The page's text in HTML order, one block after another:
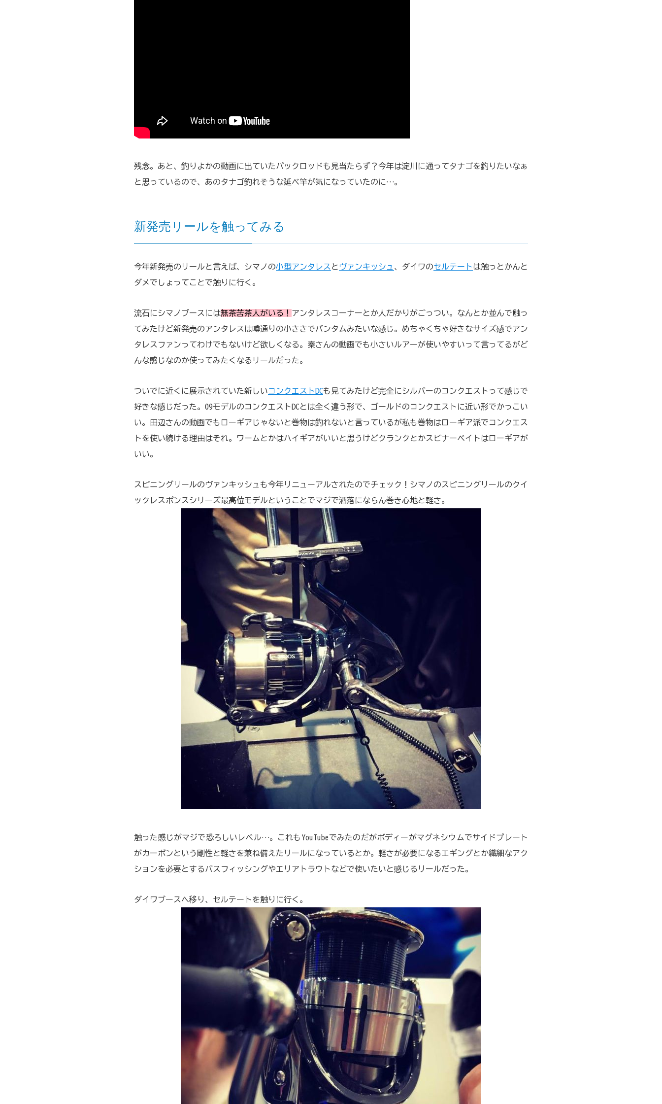
残念。あと、釣りよかの動画に出ていたパックロッドも見当たらず？今年は淀川に通ってタナゴを釣りたいなぁ
と思っているので、あのタナゴ釣れそうな延べ竿が気になっていたのに…。
新発売リールを触ってみる
今年新発売のリールと言えば、シマノの小型アンタレス と ヴァンキッシュ 、ダイワのセルテートは触っとかんと
ダメでしょってことで触りに行く。
流石にシマノブースには無茶苦茶人がいる！ アンタレスコーナーとか人だかりがごっつい。なんとか並んで触っ
てみたけど新発売のアンタレスは噂通りの小ささでバンタムみたいな感じ。めちゃくちゃ好きなサイズ感でアン
タレスファンってわけでもないけど欲しくなる。秦さんの動画でも小さいルアーが使いやすいって言ってるがど
んな感じなのか使ってみたくなるリールだった。
ついでに近くに展示されていた新しいコンクエストDCも見てみたけど完全にシルバーのコンクエストって感じで
好きな感じだった。09モデルのコンクエストDCとは全く違う形で、ゴールドのコンクエストに近い形でかっこい
い。田辺さんの動画でもローギアじゃないと巻物は釣れないと言っているが私も巻物はローギア派でコンクエス
トを使い続ける理由はそれ。ワームとかはハイギアがいいと思うけどクランクとかスピナーベイトはローギアが
いい。
スピニングリールのヴァンキッシュも今年リニューアルされたのでチェック！シマノのスピニングリールのクイ
ックレスポンスシリーズ最高位モデルということでマジで洒落にならん巻き心地と軽さ。
触った感じがマジで恐ろしいレベル…。これもYouTubeでみたのだがボディーがマグネシウムでサイドプレート
がカーボンという剛性と軽さを兼ね備えたリールになっているとか。軽さが必要になるエギングとか繊細なアク
ションを必要とするバスフィッシングやエリアトラウトなどで使いたいと感じるリールだった。
ダイワブースへ移り、セルテートを触りに行く。